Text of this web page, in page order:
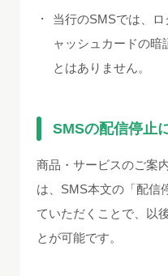
・
当行のSMSでは、
ャッシュカードの暗
とはありません。
SMSの配信停止
商品・サービスのご案
は、SMS本文の「配信
ていただくことで、以
とが可能です。